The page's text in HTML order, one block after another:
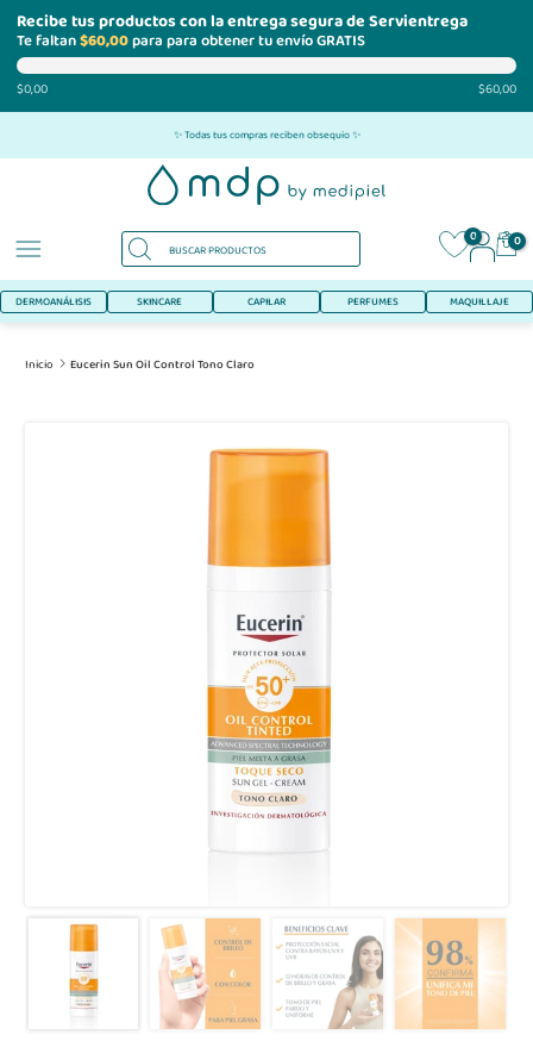
Recibe tus productos con la entrega segura de Servientrega
Te faltan$60,00para para obtener tu envío GRATIS
$0,00 $60,00
al
✨ Todas tus compras reciben obsequio ✨
0 0
DERMOANÁLISIS SKINCARE CAPILAR PERFUMES MAQUILLAJE
Inicio Eucerin Sun Oil Control Tono Claro